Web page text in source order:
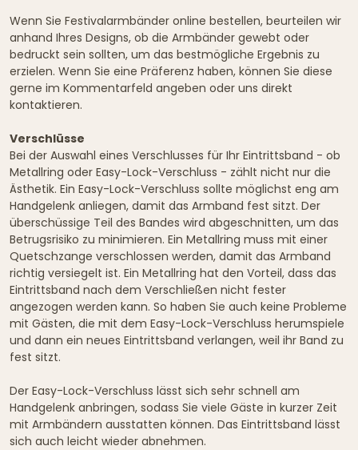
Wenn Sie Festivalarmbänder online bestellen, beurteilen wir
anhand Ihres Designs, ob die Armbänder gewebt oder
bedruckt sein sollten, um das bestmögliche Ergebnis zu
erzielen. Wenn Sie eine Präferenz haben, können Sie diese
gerne im Kommentarfeld angeben oder uns direkt
kontaktieren.
Verschlüsse
Bei der Auswahl eines Verschlusses für Ihr Eintrittsband - ob
Metallring oder Easy-Lock-Verschluss - zählt nicht nur die
Ästhetik. Ein Easy-Lock-Verschluss sollte möglichst eng am
Handgelenk anliegen, damit das Armband fest sitzt. Der
überschüssige Teil des Bandes wird abgeschnitten, um das
Betrugsrisiko zu minimieren. Ein Metallring muss mit einer
Quetschzange verschlossen werden, damit das Armband
richtig versiegelt ist. Ein Metallring hat den Vorteil, dass das
Eintrittsband nach dem Verschließen nicht fester
angezogen werden kann. So haben Sie auch keine Probleme
mit Gästen, die mit dem Easy-Lock-Verschluss herumspiele
und dann ein neues Eintrittsband verlangen, weil ihr Band zu
fest sitzt.
Der Easy-Lock-Verschluss lässt sich sehr schnell am
Handgelenk anbringen, sodass Sie viele Gäste in kurzer Zeit
mit Armbändern ausstatten können. Das Eintrittsband lässt
sich auch leicht wieder abnehmen.